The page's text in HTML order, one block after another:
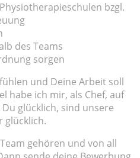
bzgl.
des Teams
sorgen
und Deine Arbeit soll
habe ich mir, als Chef, auf
glücklich, sind unsere
glücklich.
gehören und von all